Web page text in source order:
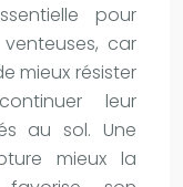
pour
car
mieux résister
leur
au sol. Une
mieux la